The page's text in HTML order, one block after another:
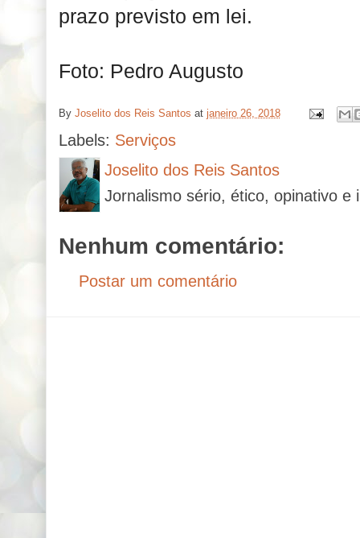
prazo previsto em lei.
Foto: Pedro Augusto
By Joselito dos Reis Santos at janeiro 26, 2018
Labels: Serviços
Joselito dos Reis Santos
Jornalismo sério, ético, opinativo e
Nenhum comentário:
Postar um comentário